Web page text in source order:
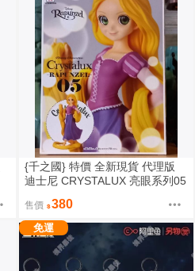
{千之國} 特價 全新現貨 代理版
迪士尼 CRYSTALUX 亮眼系列05
售價 380
免運